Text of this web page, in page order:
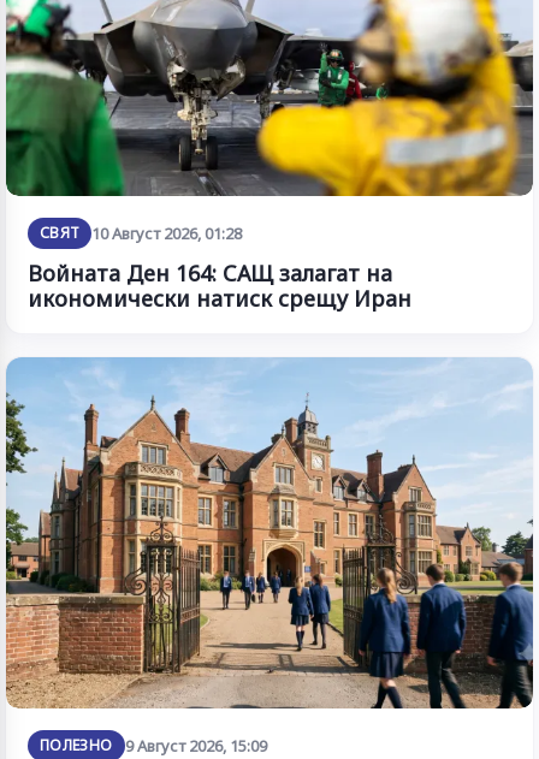
СВЯТ 10 Август 2026, 01:28
Войната Ден 164: САЩ залагат на
икономически натиск срещу Иран
ПОЛЕЗНО 9 Август 2026, 15:09